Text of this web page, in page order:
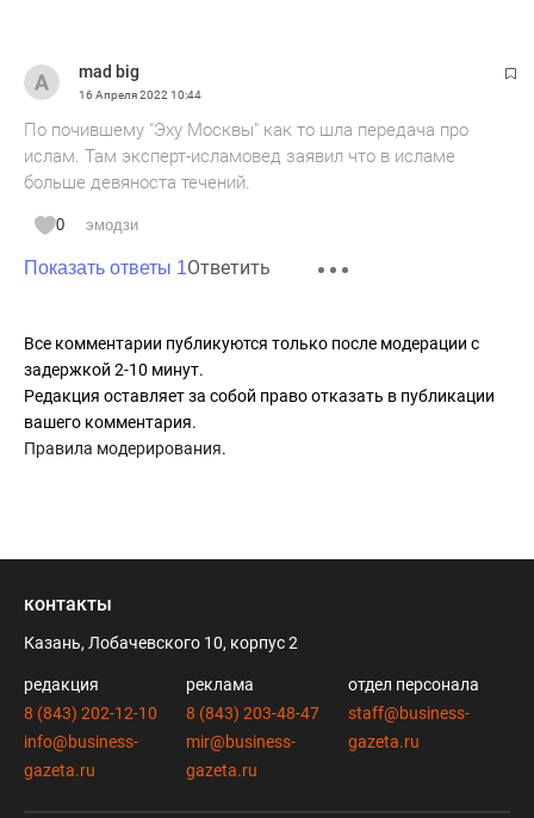
mad big
16 Апреля 2022 10:44
По почившему "Эху Москвы" как то шла передача про
ислам. Там эксперт-исламовед заявил что в исламе
больше девяноста течений.
0 эмодзи
Показать ответы 1Ответить
Все комментарии публикуются только после модерации с
задержкой 2-10 минут.
Редакция оставляет за собой право отказать в публикации
вашего комментария.
Правила модерирования.
контакты
Казань, Лобачевского 10, корпус 2
редакция
8 (843) 202-12-10
info@business-
gazeta.ru
реклама
8 (843) 203-48-47
mir@business-
gazeta.ru
отдел персонала
staff@business-
gazeta.ru